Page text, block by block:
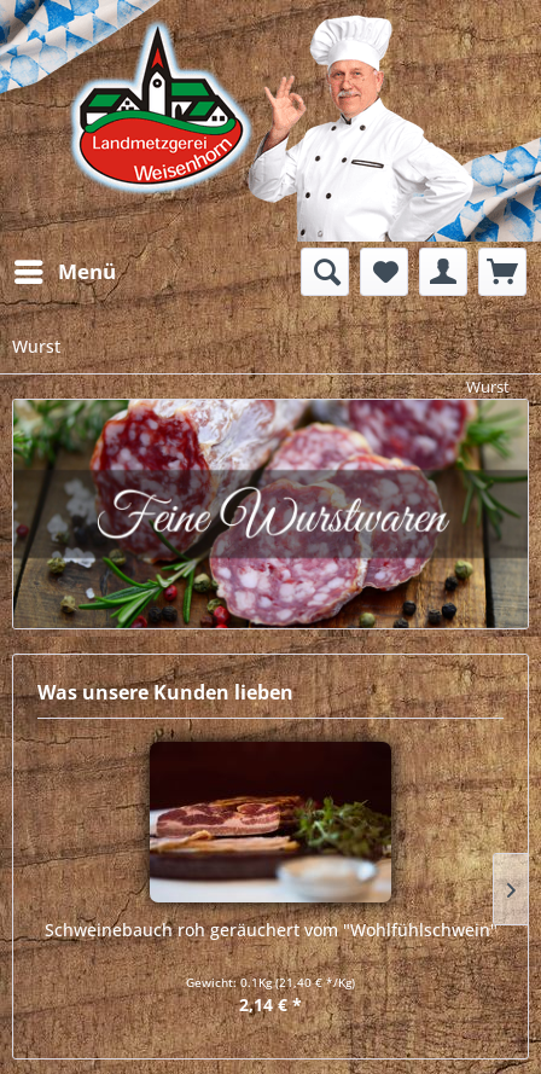
Menü
Wurst
Wurst
Was unsere Kunden lieben
Schweinebauch roh geräuchert vom "Wohlfühlschwein"
Gewicht:0.1Kg(21,40 € */Kg)
2,14 € *